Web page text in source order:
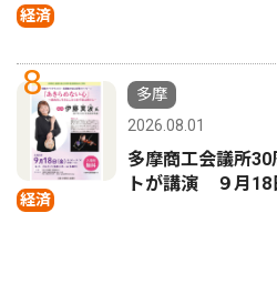
経済
8
経済
多摩
2026.08.01
多摩商工会議所
トが講演 ９月18